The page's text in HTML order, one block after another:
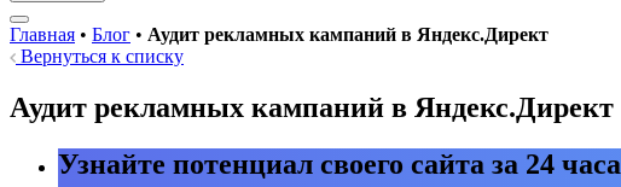
Главная • Блог • Аудит рекламных кампаний в Яндекс.Директ
Вернуться к списку
Аудит рекламных кампаний в Яндекс.Директ
Узнайте потенциал своего сайта за 24 часа